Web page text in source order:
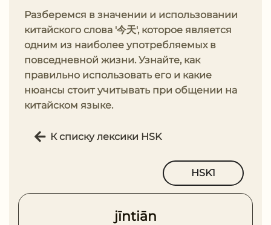
Разберемся в значении и использовании
китайского слова '今天', которое является
одним из наиболее употребляемых в
повседневной жизни. Узнайте, как
правильно использовать его и какие
нюансы стоит учитывать при общении на
китайском языке.
К списку лексики HSK
HSK1
jīntiān